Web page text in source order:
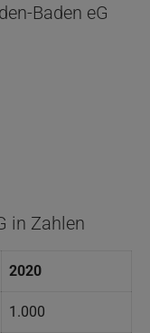
Baden eG
in Zahlen
2020
1.000